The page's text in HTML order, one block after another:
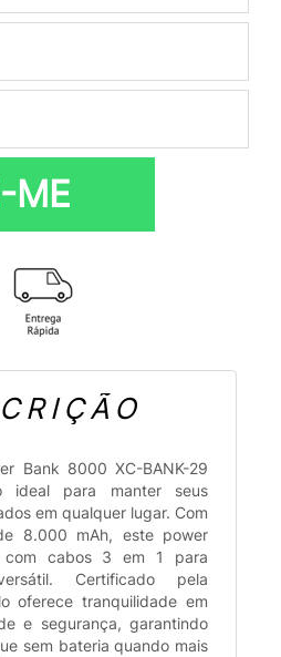
ME
Bank 8000 XC-BANK-29
ideal para manter seus
em qualquer lugar. Com
8.000 mAh, este power
com cabos 3 em 1 para
Certificado pela
oferece tranquilidade em
e segurança, garantindo
sem bateria quando mais